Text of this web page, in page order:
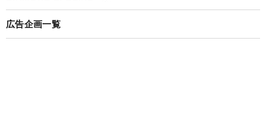
広告企画一覧